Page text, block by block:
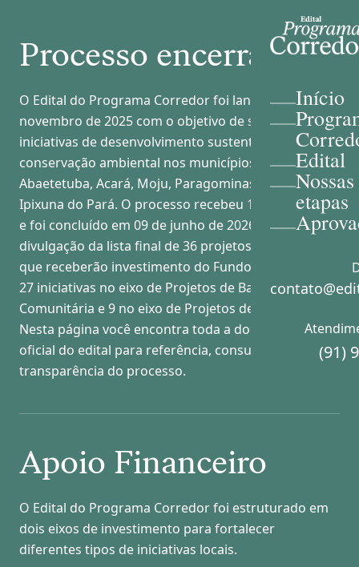
Início
Edital
Nossas
etapas
(91)
Processo encerrado
O Edital do Programa Corredor foi lançado em 06 de
novembro de 2025 com o objetivo de selecionar
iniciativas de desenvolvimento sustentável e
conservação ambiental nos municípios de
Abaetetuba, Acará, Moju, Paragominas, Tomé-Açu e
Ipixuna do Pará. O processo recebeu 101 inscrições
e foi concluído em 09 de junho de 2026, com a
divulgação da lista final de 36 projetos beneficiários
que receberão investimento do Fundo Hydro, sendo
27 iniciativas no eixo de Projetos de Base
Comunitária e 9 no eixo de Projetos de Aceleração.
Nesta página você encontra toda a documentação
oficial do edital para referência, consulta e
transparência do processo.
Apoio Financeiro
O Edital do Programa Corredor foi estruturado em
dois eixos de investimento para fortalecer
diferentes tipos de iniciativas locais.